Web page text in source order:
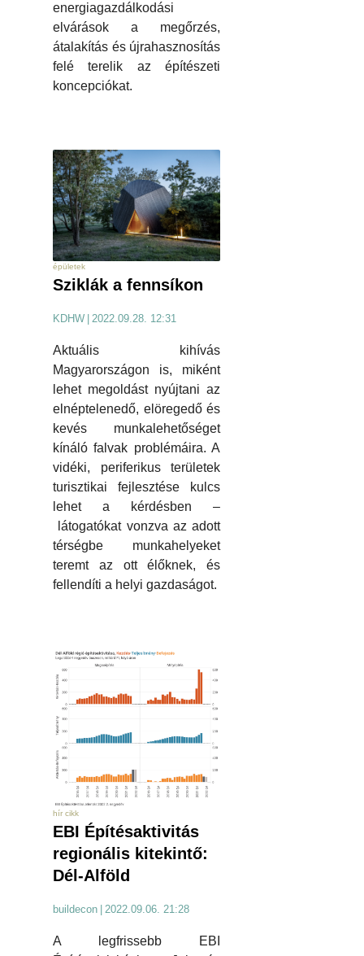
energiagazdálkodási
elvárások a megőrzés,
átalakítás és újrahasznosítás
felé terelik az építészeti
koncepciókat.
épületek
Sziklák a fennsíkon
KDHW 2022.09.28. 12:31
Aktuális kihívás
Magyarországon is, miként
lehet megoldást nyújtani az
elnéptelenedő, elöregedő és
kevés munkalehetőséget
kínáló falvak problémáira. A
vidéki, periferikus területek
turisztikai fejlesztése kulcs
lehet a kérdésben –
látogatókat vonzva az adott
térségbe munkahelyeket
teremt az ott élőknek, és
fellendíti a helyi gazdaságot.
hír cikk
EBI Építésaktivitás
regionális kitekintő:
Dél-Alföld
buildecon 2022.09.06. 21:28
A legfrissebb EBI